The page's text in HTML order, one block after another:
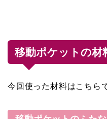
移動ポケットの材
今回使った材料はこちら